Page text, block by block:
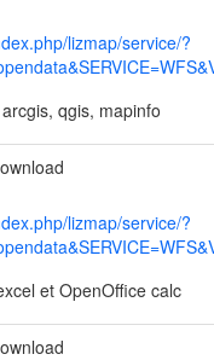
lizmap/service/?
qgis, mapinfo
lizmap/service/?
et OpenOffice calc